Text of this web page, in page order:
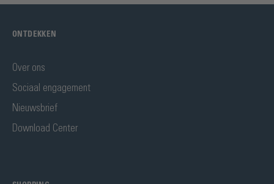
ONTDEKKEN
Over ons
Sociaal engagement
Nieuwsbrief
Download Center